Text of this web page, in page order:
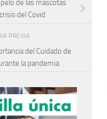
de las mascotas
del Covid
PREVIA
del Cuidado de
la pandemia